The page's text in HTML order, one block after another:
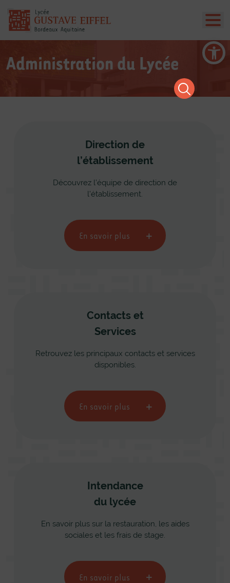
Ouvrir la barre d’outils
Administration du Lycée
Direction de
l’établissement
Découvrez l’équipe de direction de
l’établissement.
En savoir plus
Contacts et
Services
Retrouvez les principaux contacts et services
disponibles.
En savoir plus
Intendance
du lycée
En savoir plus sur la restauration, les aides
sociales et les frais de stage.
En savoir plus